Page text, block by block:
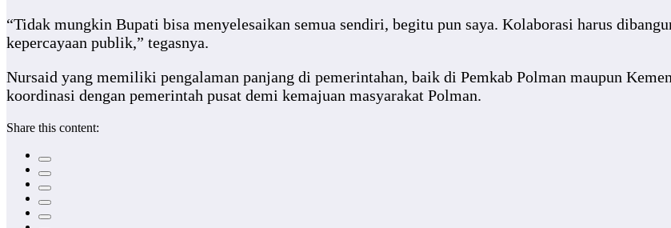
“Tidak mungkin Bupati bisa menyelesaikan semua sendiri, begitu pun saya. Kolaborasi harus
kepercayaan publik,” tegasnya.
Nursaid yang memiliki pengalaman panjang di pemerintahan, baik di Pemkab Polman maupun
koordinasi dengan pemerintah pusat demi kemajuan masyarakat Polman.
Share this content: